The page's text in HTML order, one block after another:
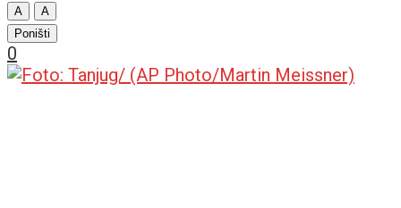
A
A
Poništi
0